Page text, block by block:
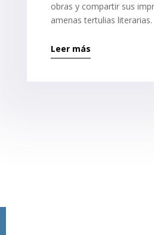
obras y compartir sus
amenas tertulias literarias.
Leer más